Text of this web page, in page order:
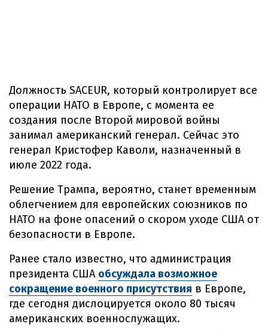
Должность SACEUR, который контролирует все
операции НАТО в Европе, с момента ее
создания после Второй мировой войны
занимал американский генерал. Сейчас это
генерал Кристофер Каволи, назначенный в
июле 2022 года.
Решение Трампа, вероятно, станет временным
облегчением для европейских союзников по
НАТО на фоне опасений о скором уходе США от
безопасности в Европе.
Ранее стало известно, что администрация
президента США обсуждала возможное
сокращение военного присутствия в Европе,
где сегодня дислоцируется около 80 тысяч
американских военнослужащих.